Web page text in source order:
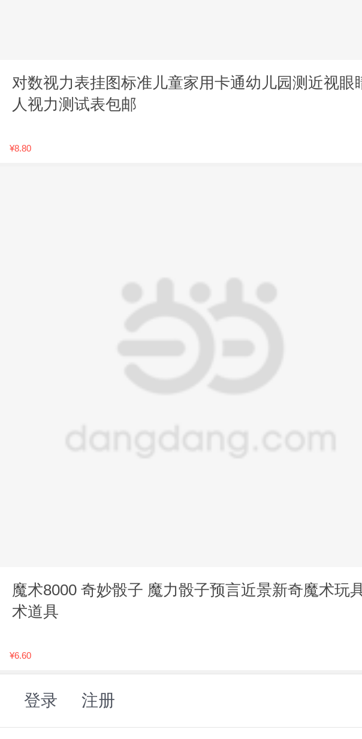
对数视力表挂图标准儿童家用卡通幼儿园测近视眼
人视力测试表包邮
¥8.80
魔术8000 奇妙骰子 魔力骰子预言近景新奇魔术玩
术道具
¥6.60
登录 注册